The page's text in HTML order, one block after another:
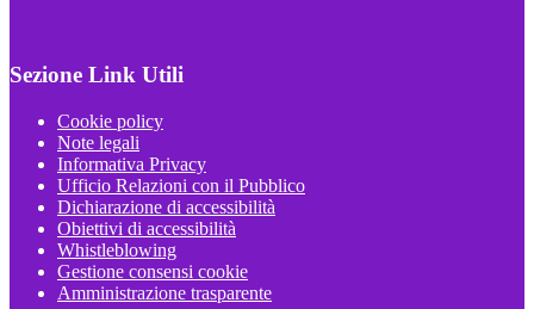
Sezione Link Utili
Cookie policy
Note legali
Informativa Privacy
Ufficio Relazioni con il Pubblico
Dichiarazione di accessibilità
Obiettivi di accessibilità
Whistleblowing
Gestione consensi cookie
Amministrazione trasparente